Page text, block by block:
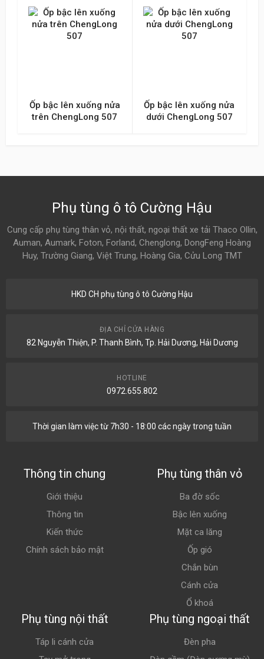
Ốp bậc lên xuống nửa
trên ChengLong 507
Ốp bậc lên xuống nửa
dưới ChengLong 507
Phụ tùng ô tô Cường Hậu
Cung cấp phụ tùng thân vỏ, nội thất, ngoại thất xe tải Thaco Ollin,
Auman, Aumark, Foton, Forland, Chenglong, DongFeng Hoàng
Huy, Trường Giang, Việt Trung, Hoàng Gia, Cửu Long TMT
HKD CH phụ tùng ô tô Cường Hậu
ĐỊA CHỈ CỬA HÀNG
82 Nguyễn Thiện, P. Thanh Bình, Tp. Hải Dương, Hải Dương
HOTLINE
0972.655.802
Thời gian làm việc từ 7h30 - 18:00 các ngày trong tuần
Thông tin chung
Giới thiệu
Thông tin
Kiến thức
Chính sách bảo mật
Phụ tùng thân vỏ
Ba đờ sốc
Bậc lên xuống
Mặt ca lăng
Ốp gió
Chắn bùn
Cánh cửa
Ổ khoá
Phụ tùng nội thất
Táp li cánh cửa
Phụ tùng ngoại thất
Đèn pha